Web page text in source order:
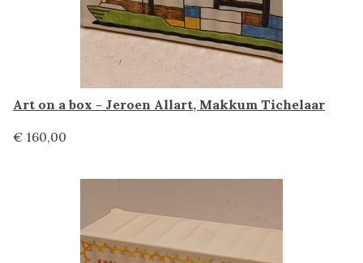
Art on a box - Jeroen Allart, Makkum Tichelaar
€ 160,00